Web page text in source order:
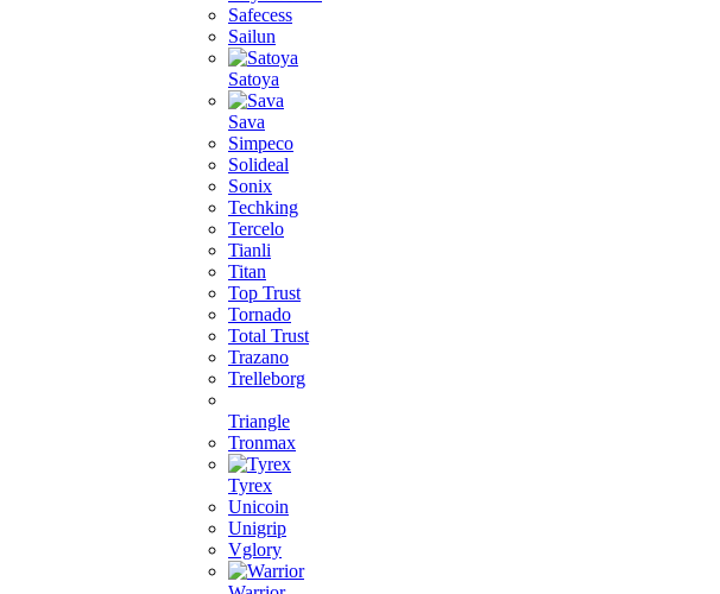
Safecess
Sailun
Satoya
Sava
Simpeco
Solideal
Sonix
Techking
Tercelo
Tianli
Titan
Top Trust
Tornado
Total Trust
Trazano
Trelleborg
Triangle
Tronmax
Tyrex
Unicoin
Unigrip
Vglory